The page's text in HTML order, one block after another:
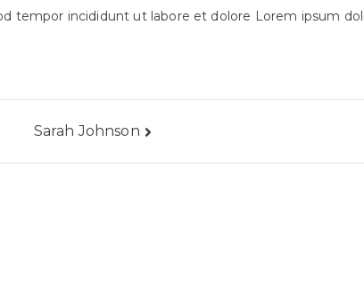
tempor incididunt ut labore et dolore Lorem ipsum
Sarah Johnson